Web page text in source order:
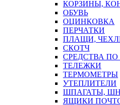
КОРЗИНЫ,
ОБУВЬ
ОЦИНКОВКА
ПЕРЧАТКИ
ПЛАЩИ,
СКОТЧ
СРЕДСТВА
ТЕЛЕЖКИ
ТЕРМОМЕТРЫ
УТЕПЛИТЕЛИ
ШПАГАТЫ,
ЯЩИКИ